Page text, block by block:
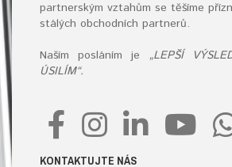
partnerským vztahům se těšíme
stálých obchodních partnerů.
Naším posláním je „LEPŠÍ
ÚSILÍM“.
KONTAKTUJTE NÁS